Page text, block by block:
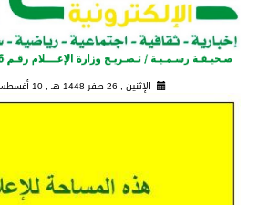
الإثنين , 26 صفر 1448 هـ , 10 أغسطس 2026 م